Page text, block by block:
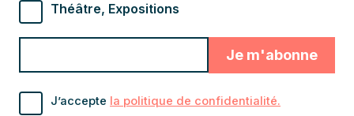
Théâtre, Expositions
J’accepte la politique de confidentialité.